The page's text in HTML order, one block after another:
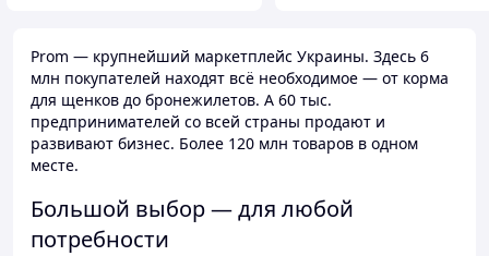
Prom — крупнейший маркетплейс Украины. Здесь 6
млн покупателей находят всё необходимое — от корма
для щенков до бронежилетов. А 60 тыс.
предпринимателей со всей страны продают и
развивают бизнес. Более 120 млн товаров в одном
месте.
Большой выбор — для любой
потребности